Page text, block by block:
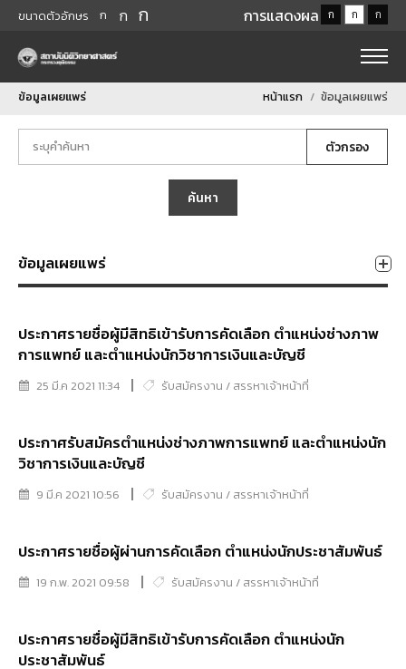
ขนาดตัวอักษร ก ก ก การแสดงผล ก ก ก
ข้อมูลเผยแพร่ หน้าแรก ข้อมูลเผยแพร่
ตัวกรอง
ค้นหา
ข้อมูลเผยแพร่
ประกาศรายชื่อผู้มีสิทธิเข้ารับการคัดเลือก ตำแหน่งช่างภาพ
การแพทย์ และตำแหน่งนักวิชาการเงินและบัญชี
25 มี.ค 2021 11:34 รับสมัครงาน / สรรหาเจ้าหน้าที่
ประกาศรับสมัครตำแหน่งช่างภาพการแพทย์ และตำแหน่งนัก
วิชาการเงินและบัญชี
9 มี.ค 2021 10:56 รับสมัครงาน / สรรหาเจ้าหน้าที่
ประกาศรายชื่อผู้ผ่านการคัดเลือก ตำแหน่งนักประชาสัมพันธ์
19 ก.พ. 2021 09:58 รับสมัครงาน / สรรหาเจ้าหน้าที่
ประกาศรายชื่อผู้มีสิทธิเข้ารับการคัดเลือก ตำแหน่งนัก
ประชาสัมพันธ์